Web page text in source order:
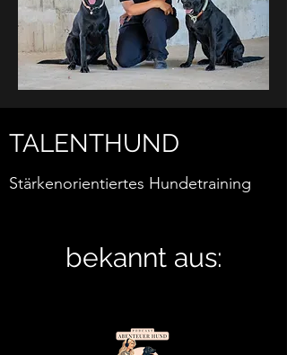
TALENTHUND
Stärkenorientiertes Hundetraining
bekannt aus: